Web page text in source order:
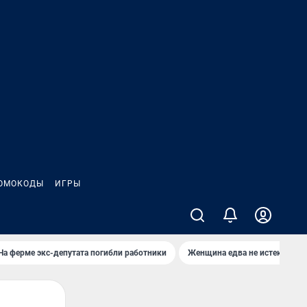
ИГРЫ
ферме экс-депутата погибли работники Женщина едва не истекла